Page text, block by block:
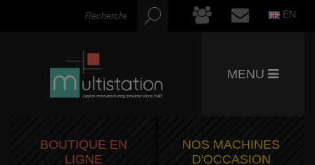
EN
MENU
BOUTIQUE EN
LIGNE
NOS MACHINES
D'OCCASION